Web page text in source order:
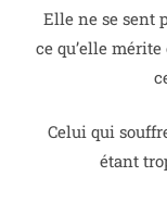
Elle ne se sent
ce qu’elle
Celui qui
étant